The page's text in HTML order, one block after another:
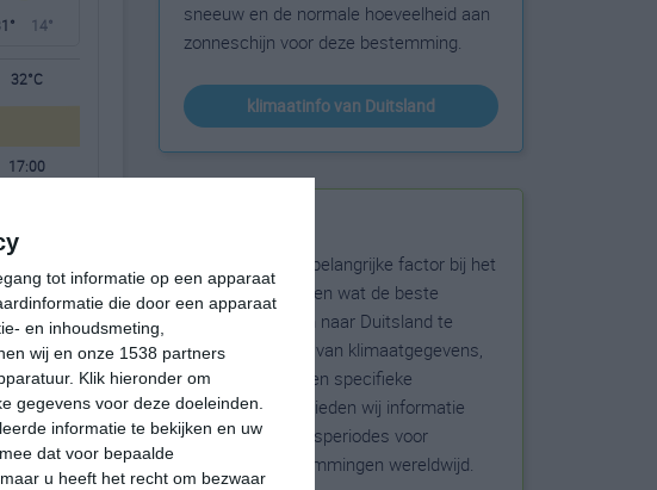
tot informatie op een apparaat
die door een apparaat
en inhoudsmeting,
wij en onze 1538 partners
Klik hieronder om
gegevens voor deze doeleinden.
informatie te bekijken en uw
dat voor bepaalde
u heeft het recht om bezwaar
14°
32°C
17:00
sneeuw en de normale hoeveelheid aan
zonneschijn voor deze bestemming.
klimaatinfo van Duitsland
Het weer is een belangrijke factor bij het
reizen. Wil je weten wat de beste
maanden zijn om naar Duitsland te
reizen? Op basis van klimaatgegevens,
weersextremen en specifieke
weerinformatie bieden wij informatie
over de beste reisperiodes voor
duizenden bestemmingen wereldwijd.